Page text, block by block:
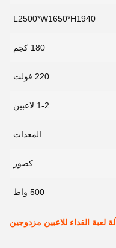
L2500*W1650*H1940
180 كجم
220 فولت
1-2 لاعبين
المعدات
كصور
500 واط
لعبة الفداء للاعبين مزدوجين